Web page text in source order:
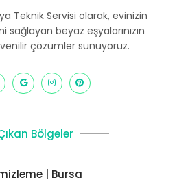
Teknik Servisi olarak, evinizin
sağlayan beyaz eşyalarınızın
çözümler sunuyoruz.
Bölgeler
| Bursa